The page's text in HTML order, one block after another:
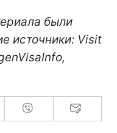
были
источники: Visit